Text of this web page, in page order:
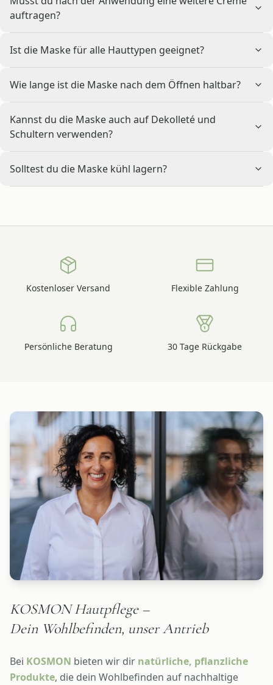
auftragen?
Ist die Maske für alle Hauttypen geeignet?
Wie lange ist die Maske nach dem Öffnen haltbar?
Kannst du die Maske auch auf Dekolleté und
Schultern verwenden?
Solltest du die Maske kühl lagern?
Kostenloser Versand Flexible Zahlung
Persönliche Beratung 30 Tage Rückgabe
KOSMON Hautpflege –
Dein Wohlbefinden, unser Antrieb
Bei KOSMON bieten wir dir natürliche, pflanzliche
Produkte, die dein Wohlbefinden auf nachhaltige